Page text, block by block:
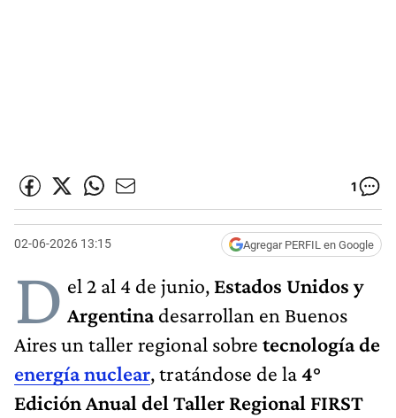
1
02-06-2026 13:15 Agregar PERFIL en Google
D el 2 al 4 de junio, Estados Unidos y
Argentinadesarrollan en Buenos
Aires un taller regional sobre tecnología de
energía nuclear, tratándose de la4°
Edición Anual del Taller Regional FIRST